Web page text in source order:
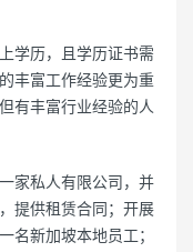
学历，且学历证书需
丰富工作经验更为重
有丰富行业经验的人
家私人有限公司，并
提供租赁合同；开展
名新加坡本地员工；